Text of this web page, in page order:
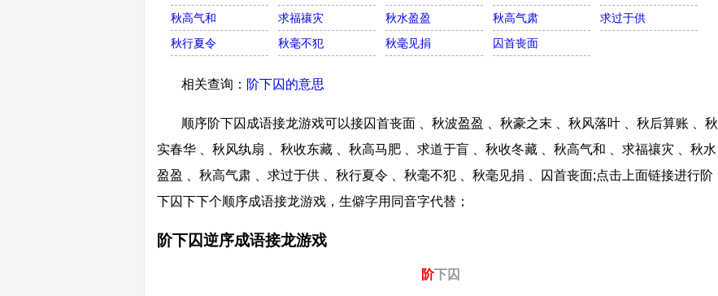
秋高气和
求福禳灾 秋水盈盈 秋高气肃
求过于供
秋行夏令
秋毫不犯 秋毫见捐 囚首丧面
相关查询： 阶下囚的意思
顺序阶下囚成语接龙游戏可以接囚首丧面 、秋波盈盈 、秋豪之末 、秋风落叶 、秋后算账 、秋
实春华 、秋风纨扇 、秋收东藏 、秋高马肥 、求道于盲 、秋收冬藏 、秋高气和 、求福禳灾 、秋水
盈盈 、秋高气肃 、求过于供 、秋行夏令 、秋毫不犯 、秋毫见捐 、囚首丧面;点击上面链接进行阶
下囚下下个顺序成语接龙游戏，生僻字用同音字代替；
阶下囚逆序成语接龙游戏
阶下囚